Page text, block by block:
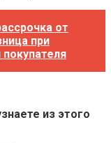
от
при
из этого